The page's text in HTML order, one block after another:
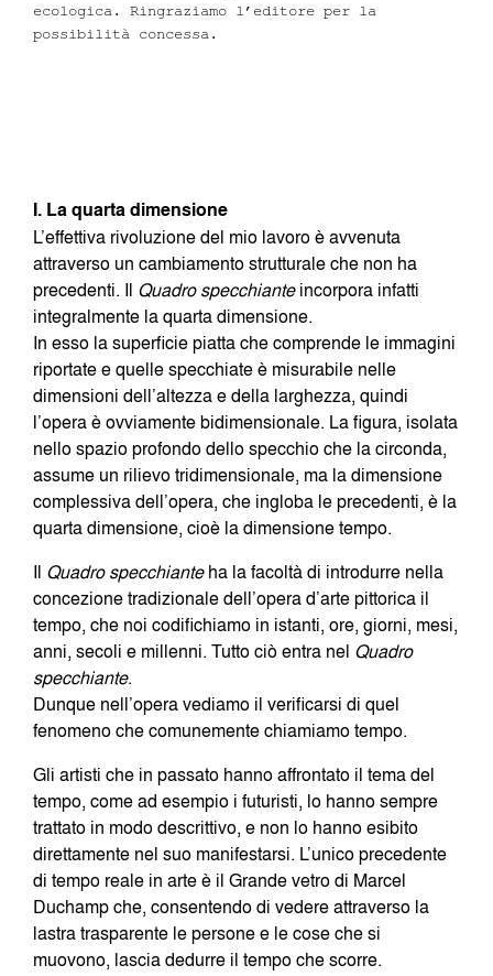
ecologica. Ringraziamo l’editore per la
possibilità concessa.
I. La quarta dimensione
L’effettiva rivoluzione del mio lavoro è avvenuta
attraverso un cambiamento strutturale che non ha
precedenti. Il Quadro specchianteincorpora infatti
integralmente la quarta dimensione.
In esso la superficie piatta che comprende le immagini
riportate e quelle specchiate è misurabile nelle
dimensioni dell’altezza e della larghezza, quindi
l’opera è ovviamente bidimensionale. La figura, isolata
nello spazio profondo dello specchio che la circonda,
assume un rilievo tridimensionale, ma la dimensione
complessiva dell’opera, che ingloba le precedenti, è la
quarta dimensione, cioè la dimensione tempo.
Il Quadro specchianteha la facoltà di introdurre nella
concezione tradizionale dell’opera d’arte pittorica il
tempo, che noi codifichiamo in istanti, ore, giorni, mesi,
anni, secoli e millenni. Tutto ciò entra nel Quadro
specchiante.
Dunque nell’opera vediamo il verificarsi di quel
fenomeno che comunemente chiamiamo tempo.
Gli artisti che in passato hanno affrontato il tema del
tempo, come ad esempio i futuristi, lo hanno sempre
trattato in modo descrittivo, e non lo hanno esibito
direttamente nel suo manifestarsi. L’unico precedente
di tempo reale in arte è il Grande vetro di Marcel
Duchamp che, consentendo di vedere attraverso la
lastra trasparente le persone e le cose che si
muovono, lascia dedurre il tempo che scorre.